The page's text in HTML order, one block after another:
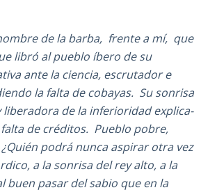
de la barba, frente a mí, que
libró al pueblo íbero de su
ante la ciencia, escrutador e
la falta de cobayas. Su sonrisa
liberadora de la inferioridad explica-
de créditos. Pueblo pobre,
podrá nunca aspirar otra vez
a la sonrisa del rey alto, a la
buen pasar del sabio que en la